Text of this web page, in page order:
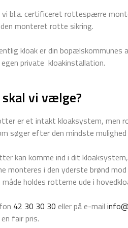
vi bl.a. certificeret rottespærre
monteret rotte sikring.
kloak er din bopælskommunes
private kloakinstallation.
vi vælge?
er et intakt kloaksystem, men
søger efter den mindste
kan komme ind i dit
monteres i den yderste brønd
holdes rotterne ude i
42 30 30 30 eller på e-mail
fair pris.